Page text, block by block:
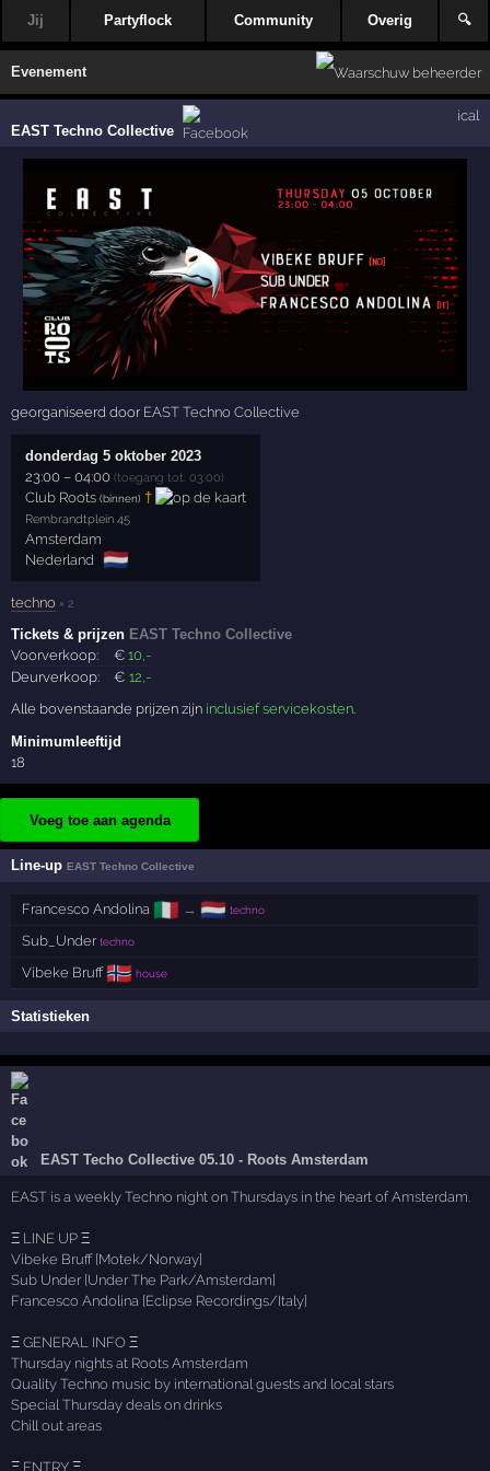
Jij Partyflock Community Overig 🔍
Evenement
EAST Techno Collective
ical
georganiseerd door EAST Techno Collective
donderdag 5 oktober 2023
23:00 –04:00(toegang tot: 03:00)
Club Roots (binnen) †
Rembrandtplein 45
Amsterdam
Nederland
🇳🇱
techno × 2
Tickets & prijzen EAST Techno Collective
Voorverkoop:
€10,-
Deurverkoop:
€ 12,-
Alle bovenstaande prijzen zijn inclusief servicekosten.
Minimumleeftijd
18
Voeg toe aan agenda
Line-upEAST Techno Collective
Francesco Andolina 🇮🇹 → 🇳🇱 techno
Sub_Under techno
Vibeke Bruff 🇳🇴 house
Statistieken
EAST Techo Collective 05.10 - Roots Amsterdam
EAST is a weekly Techno night on Thursdays in the heart of Amsterdam.
Ξ LINE UP Ξ
Vibeke Bruff [Motek/Norway]
Sub Under [Under The Park/Amsterdam]
Francesco Andolina [Eclipse Recordings/Italy]
Ξ GENERAL INFO Ξ
Thursday nights at Roots Amsterdam
Quality Techno music by international guests and local stars
Special Thursday deals on drinks
Chill out areas
Ξ ENTRY Ξ